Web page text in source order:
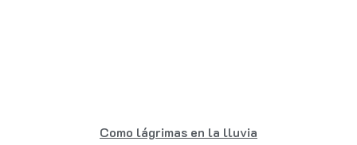
Como lágrimas en la lluvia